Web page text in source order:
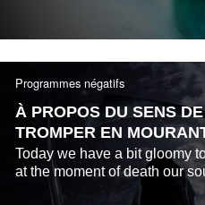
Programmes négatifs
À PROPOS DU SENS
TROMPER EN
Today we have a bit gloomy
at the moment of death our
what does it depend on.